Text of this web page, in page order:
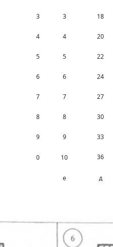
3 3 18
4 4 20
5 5 22
6 6 24
7 7 27
8 8 30
9 9 33
0 10 36
е д